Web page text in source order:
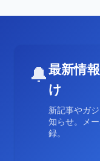
🔔最新情
け
新記事やガ
知らせ。メ
録。